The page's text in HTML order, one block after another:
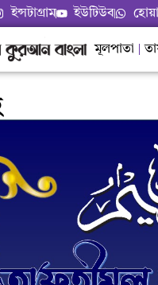
ইন্সটাগ্রাম ইউটিউব
মূলপাতা